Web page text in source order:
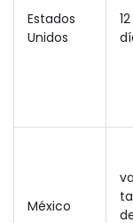
Estados
Unidos
México